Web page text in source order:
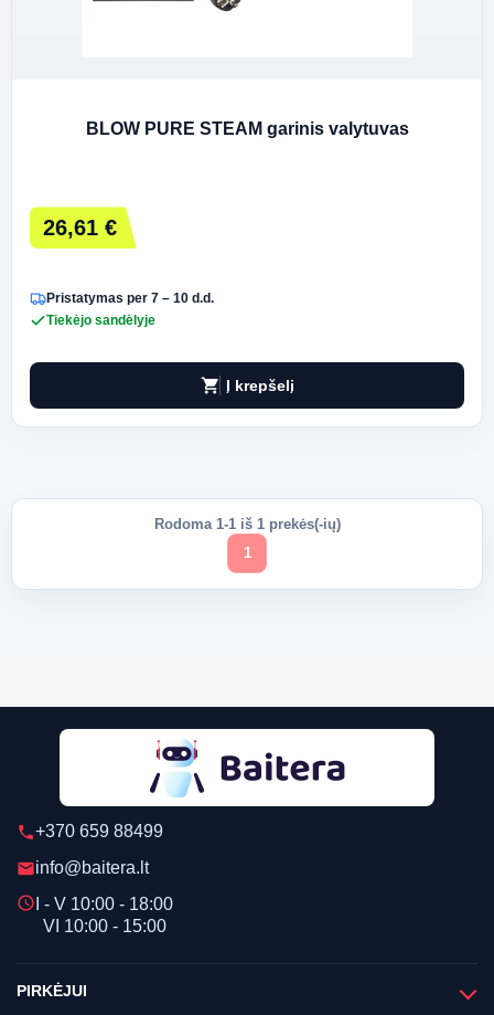
BLOW PURE STEAM garinis valytuvas
26,61 €
Pristatymas per 7 – 10 d.d.
Tiekėjo sandėlyje
shopping_cart Į krepšelį
Rodoma 1-1 iš 1 prekės(-ių)
1
phone+370 659 88499
emailinfo@baitera.lt
schedule I - V 10:00 - 18:00
VI 10:00 - 15:00
PIRKĖJUI